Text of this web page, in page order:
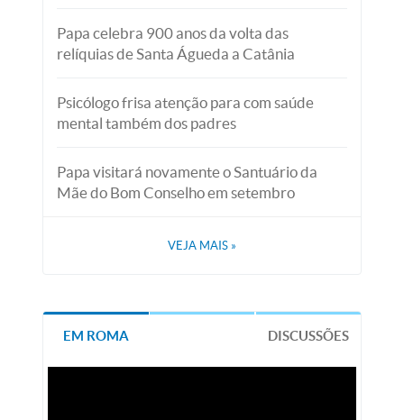
Papa celebra 900 anos da volta das
relíquias de Santa Águeda a Catânia
Psicólogo frisa atenção para com saúde
mental também dos padres
Papa visitará novamente o Santuário da
Mãe do Bom Conselho em setembro
VEJA MAIS »
EM ROMA DISCUSSÕES